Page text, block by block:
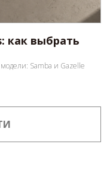
как выбрать
Samba и Gazelle